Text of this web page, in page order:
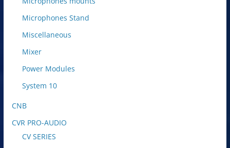
Microphones Stand
Miscellaneous
Mixer
Power Modules
System 10
CNB
CVR PRO-AUDIO
CV SERIES